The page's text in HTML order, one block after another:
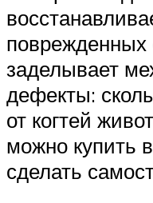
поврежденных
заделывает
дефекты:
от когтей
можно купить
сделать